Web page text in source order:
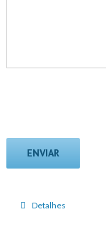
Detalhes